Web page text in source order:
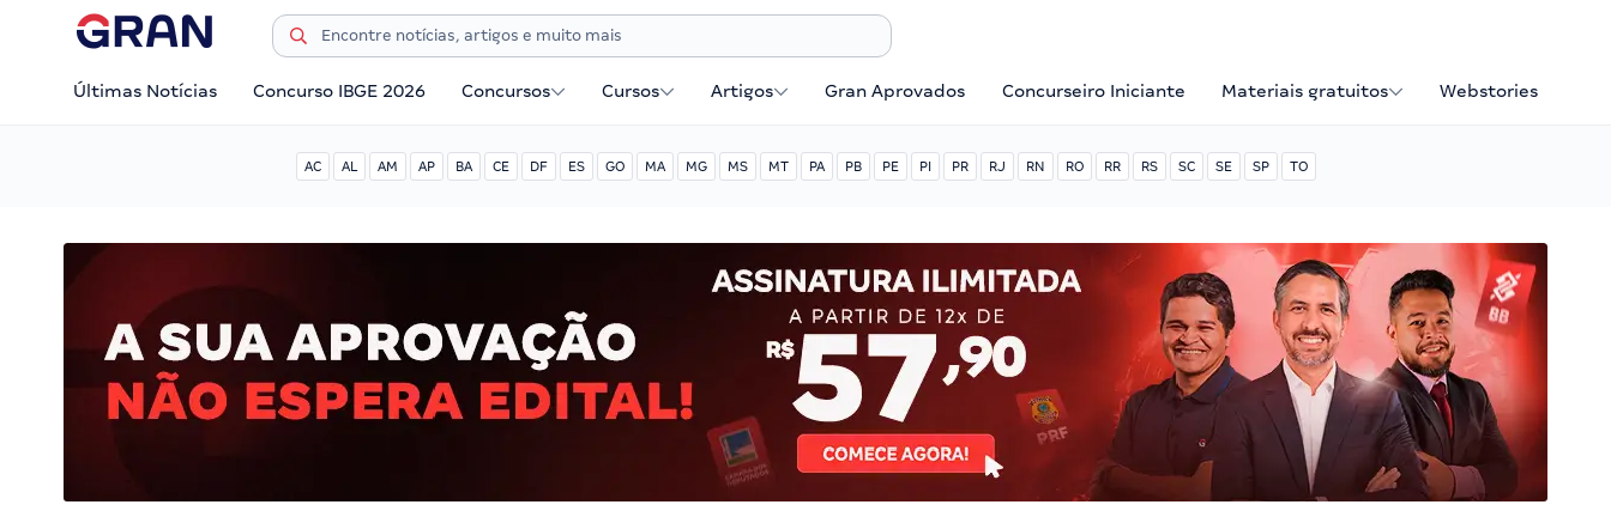
Últimas Notícias Concurso IBGE 2026 Concursos Cursos Artigos Gran Aprovados Concurseiro Iniciante Materiais gratuitos Webstories
AC AL AM AP BA CE DF ES GO MA MG MS MT PA PB PE PI PR RJ RN RO RR RS SC SE SP TO